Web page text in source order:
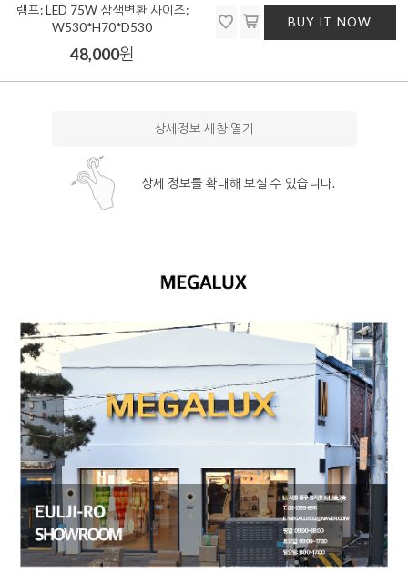
램프: LED 75W 삼색변환 사이즈:
W530*H70*D530
48,000원
BUY IT NOW
상세정보 새창 열기
상세 정보를 확대해 보실 수 있습니다.